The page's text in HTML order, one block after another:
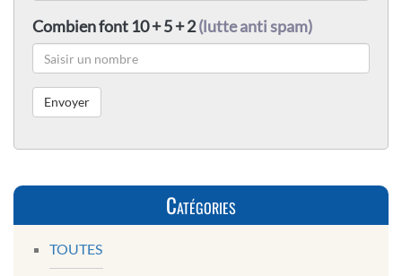
Combien font 10 + 5 + 2(lutte anti spam)
Catégories
TOUTES